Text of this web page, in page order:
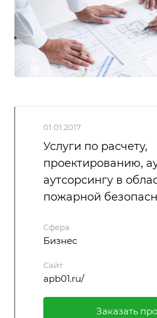
01.01.2017
Услуги по расчету,
проектированию,
аутсорсингу в
пожарной
Сфера
Бизнес
Сайт
apb01.ru/
Заказать